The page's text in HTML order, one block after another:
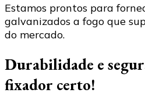
Estamos prontos para
galvanizados a fogo que
do mercado.
Durabilidade e
fixador certo!